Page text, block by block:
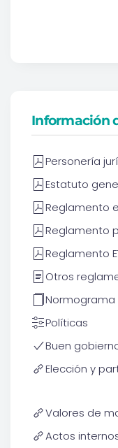
Información
Personería
Estatuto
Reglamento
Reglamento
Reglamento
Otros
Normograma
Políticas
Buen
Elección y
Valores de
Actos